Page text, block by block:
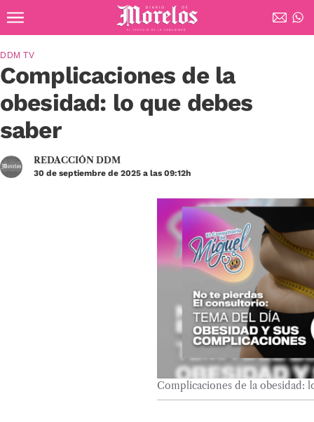
Diario de Morelos
Complicaciones de la
obesidad: lo que debes
saber
DDM TV
REDACCIÓN DDM
30 de septiembre de 2025 a las 09:12h
Complicaciones de la obesidad: